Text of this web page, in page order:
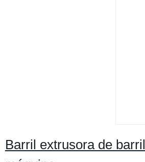
Barril extrusora de